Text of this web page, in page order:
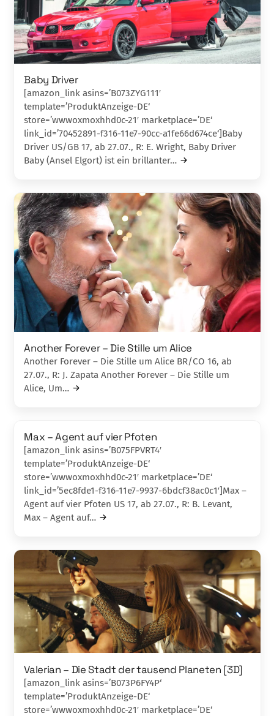
Baby Driver
[amazon_link asins=’B073ZYG111′
template=’ProduktAnzeige-DE‘
store=’wwwoxmoxhhd0c-21′ marketplace=’DE‘
link_id=’70452891-f316-11e7-90cc-a1fe66d674ce‘]Baby
Driver US/GB 17, ab 27.07., R: E. Wright, Baby Driver
Baby (Ansel Elgort) ist ein brillanter…
Another Forever – Die Stille um Alice
Another Forever – Die Stille um Alice BR/CO 16, ab
27.07., R: J. Zapata Another Forever – Die Stille um
Alice, Um…
Max – Agent auf vier Pfoten
[amazon_link asins=’B075FPVRT4′
template=’ProduktAnzeige-DE‘
store=’wwwoxmoxhhd0c-21′ marketplace=’DE‘
link_id=’5ec8fde1-f316-11e7-9937-6bdcf38ac0c1′]Max –
Agent auf vier Pfoten US 17, ab 27.07., R: B. Levant,
Max – Agent auf…
Valerian – Die Stadt der tausend Pla­ne­ten [3D]
[amazon_link asins=’B073P6FY4P‘
template=’ProduktAnzeige-DE‘
store=’wwwoxmoxhhd0c-21′ marketplace=’DE‘